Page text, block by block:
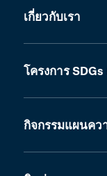
เกี่ยวกับเรา
โครงการ
กิจกรรมแผนคว